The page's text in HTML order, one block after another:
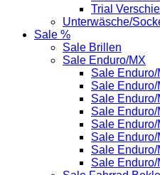
Trial
Unterwäsche/
Sale %
Sale Brillen
Sale Enduro/MX
Sale
Sale
Sale
Sale
Sale Enduro/
Sale
Sale Enduro/
Sale